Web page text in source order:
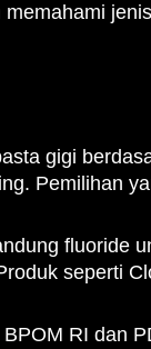
gigi
Pemilihan
fluoride
seperti
RI dan